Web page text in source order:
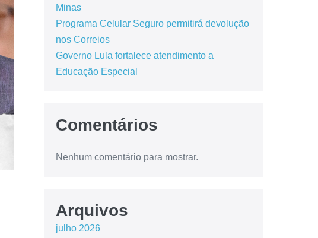
Minas
Programa Celular Seguro permitirá devolução
nos Correios
Governo Lula fortalece atendimento a
Educação Especial
Comentários
Nenhum comentário para mostrar.
Arquivos
julho 2026